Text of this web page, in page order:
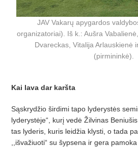
JAV Vakarų apygardos
organizatoriai). Iš k.: Aušra
Dvareckas, Vitalija Arlauskienė
(pirmininkė).
Kai lava dar karšta
Sąskrydžio širdimi tapo lyderystės
lyderystėje“, kurį vedė Žilvinas
tas lyderis, kuris leidžia klysti, o tada
,,išvažiuoti“ su šypsena ir gera